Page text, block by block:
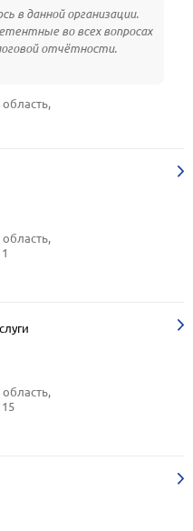
в данной организации.
во всех вопросах
отчётности.